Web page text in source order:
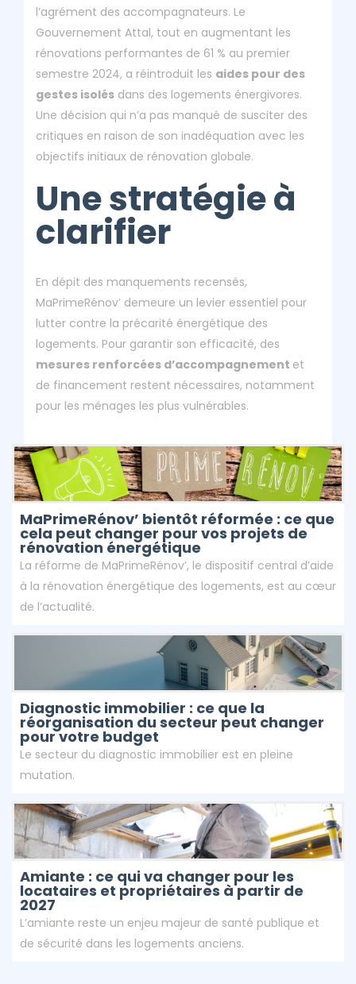
l’agrément des accompagnateurs. Le
Gouvernement Attal, tout en augmentant les
rénovations performantes de 61 % au premier
semestre 2024, a réintroduit les aides pour des
gestes isolés dans des logements énergivores.
Une décision qui n’a pas manqué de susciter des
critiques en raison de son inadéquation avec les
objectifs initiaux de rénovation globale.
Une stratégie à
clarifier
En dépit des manquements recensés,
MaPrimeRénov’ demeure un levier essentiel pour
lutter contre la précarité énergétique des
logements. Pour garantir son efficacité, des
mesures renforcées d’accompagnement et
de financement restent nécessaires, notamment
pour les ménages les plus vulnérables.
MaPrimeRénov’ bientôt réformée : ce que
cela peut changer pour vos projets de
rénovation énergétique
La réforme de MaPrimeRénov’, le dispositif central d’aide
à la rénovation énergétique des logements, est au cœur
de l’actualité.
Diagnostic immobilier : ce que la
réorganisation du secteur peut changer
pour votre budget
Le secteur du diagnostic immobilier est en pleine
mutation.
Amiante : ce qui va changer pour les
locataires et propriétaires à partir de
2027
L’amiante reste un enjeu majeur de santé publique et
de sécurité dans les logements anciens.